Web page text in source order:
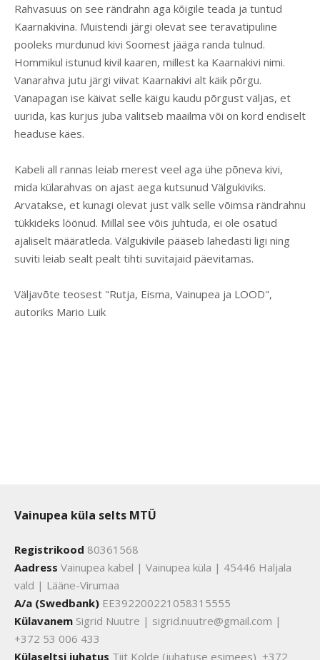
Rahvasuus on see rändrahn aga kõigile teada ja tuntud
Kaarnakivina. Muistendi järgi olevat see teravatipuline
pooleks murdunud kivi Soomest jääga randa tulnud.
Hommikul istunud kivil kaaren, millest ka Kaarnakivi nimi.
Vanarahva jutu järgi viivat Kaarnakivi alt käik põrgu.
Vanapagan ise käivat selle käigu kaudu põrgust väljas, et
uurida, kas kurjus juba valitseb maailma või on kord endiselt
headuse käes.
Kabeli all rannas leiab merest veel aga ühe põneva kivi,
mida külarahvas on ajast aega kutsunud Välgukiviks.
Arvatakse, et kunagi olevat just välk selle võimsa rändrahnu
tükkideks löönud. Millal see võis juhtuda, ei ole osatud
ajaliselt määratleda. Välgukivile pääseb lahedasti ligi ning
suviti leiab sealt pealt tihti suvitajaid päevitamas.
Väljavõte teosest "Rutja, Eisma, Vainupea ja LOOD",
autoriks Mario Luik
Vainupea küla selts MTÜ
Registrikood 80361568
Aadress Vainupea kabel | Vainupea küla | 45446 Haljala
vald | Lääne-Virumaa
A/a (Swedbank) EE392200221058315555
Külavanem Sigrid Nuutre | sigrid.nuutre@gmail.com |
+372 53 006 433
Külaseltsi juhatus Tiit Kolde (juhatuse esimees) +372